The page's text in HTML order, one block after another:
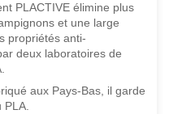
PLACTIVE élimine plus
et une large
propriétés anti-
deux laboratoires de
aux Pays-Bas, il garde
PLA.